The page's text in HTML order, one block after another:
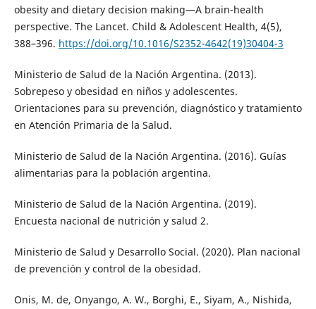
obesity and dietary decision making—A brain-health
perspective. The Lancet. Child & Adolescent Health, 4(5),
388–396. https://doi.org/10.1016/S2352-4642(19)30404-3
Ministerio de Salud de la Nación Argentina. (2013).
Sobrepeso y obesidad en niños y adolescentes.
Orientaciones para su prevención, diagnóstico y tratamiento
en Atención Primaria de la Salud.
Ministerio de Salud de la Nación Argentina. (2016). Guías
alimentarias para la población argentina.
Ministerio de Salud de la Nación Argentina. (2019).
Encuesta nacional de nutrición y salud 2.
Ministerio de Salud y Desarrollo Social. (2020). Plan nacional
de prevención y control de la obesidad.
Onis, M. de, Onyango, A. W., Borghi, E., Siyam, A., Nishida,